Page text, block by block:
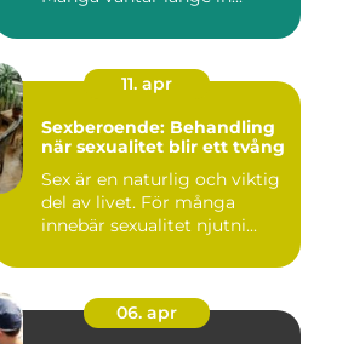
11. apr
Sexberoende: Behandling
när sexualitet blir ett tvång
Sex är en naturlig och viktig
del av livet. För många
innebär sexualitet njutni...
06. apr